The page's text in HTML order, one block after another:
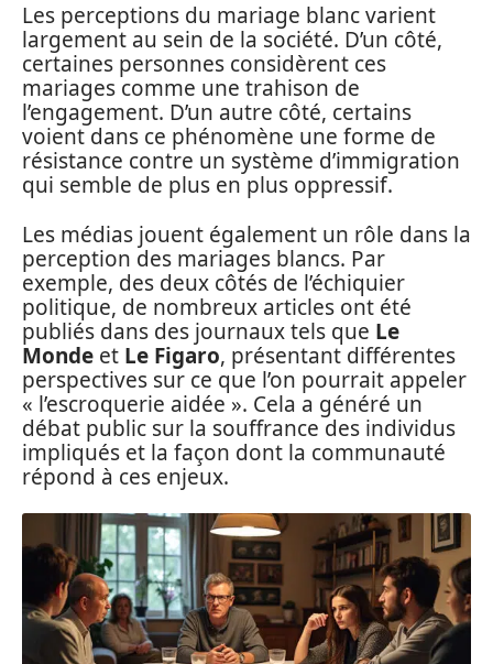
Les perceptions du mariage blanc varient
largement au sein de la société. D’un côté,
certaines personnes considèrent ces
mariages comme une trahison de
l’engagement. D’un autre côté, certains
voient dans ce phénomène une forme de
résistance contre un système d’immigration
qui semble de plus en plus oppressif.
Les médias jouent également un rôle dans la
perception des mariages blancs. Par
exemple, des deux côtés de l’échiquier
politique, de nombreux articles ont été
publiés dans des journaux tels que Le
Monde et Le Figaro, présentant différentes
perspectives sur ce que l’on pourrait appeler
« l’escroquerie aidée ». Cela a généré un
débat public sur la souffrance des individus
impliqués et la façon dont la communauté
répond à ces enjeux.